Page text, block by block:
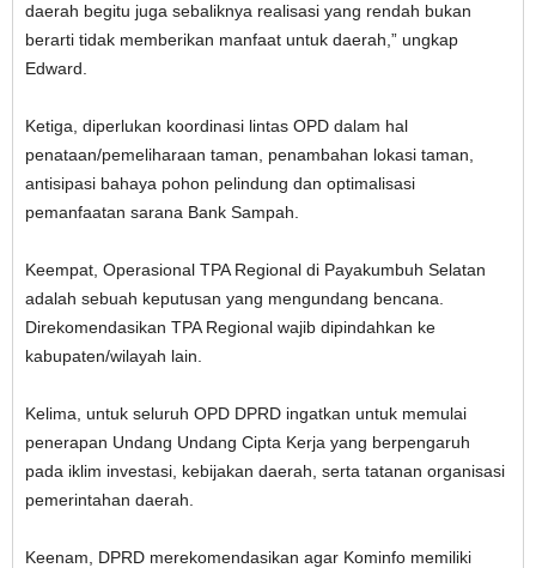
daerah begitu juga sebaliknya realisasi yang rendah bukan
berarti tidak memberikan manfaat untuk daerah,” ungkap
Edward.
Ketiga, diperlukan koordinasi lintas OPD dalam hal
penataan/pemeliharaan taman, penambahan lokasi taman,
antisipasi bahaya pohon pelindung dan optimalisasi
pemanfaatan sarana Bank Sampah.
Keempat, Operasional TPA Regional di Payakumbuh Selatan
adalah sebuah keputusan yang mengundang bencana.
Direkomendasikan TPA Regional wajib dipindahkan ke
kabupaten/wilayah lain.
Kelima, untuk seluruh OPD DPRD ingatkan untuk memulai
penerapan Undang Undang Cipta Kerja yang berpengaruh
pada iklim investasi, kebijakan daerah, serta tatanan organisasi
pemerintahan daerah.
Keenam, DPRD merekomendasikan agar Kominfo memiliki